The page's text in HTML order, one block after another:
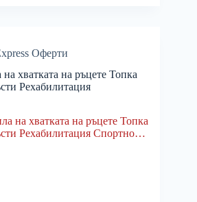
Оферти
хватката на ръцете Топка
Рехабилитация